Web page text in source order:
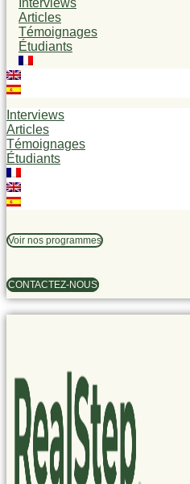
Interviews
Articles
Témoignages
Étudiants
Interviews
Articles
Témoignages
Étudiants
Voir nos programmes
CONTACTEZ-NOUS